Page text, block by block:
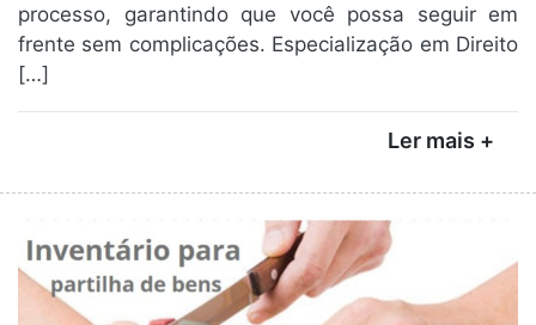
processo, garantindo que você possa seguir em
frente sem complicações. Especialização em Direito
[…]
Ler mais +